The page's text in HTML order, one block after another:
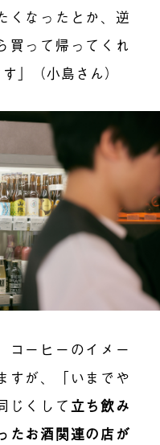
くなったとか、逆
買って帰ってくれ
」（小島さん）
コーヒーのイメー
すが、「いまでや
じくして立ち飲み
たお酒関連の店が